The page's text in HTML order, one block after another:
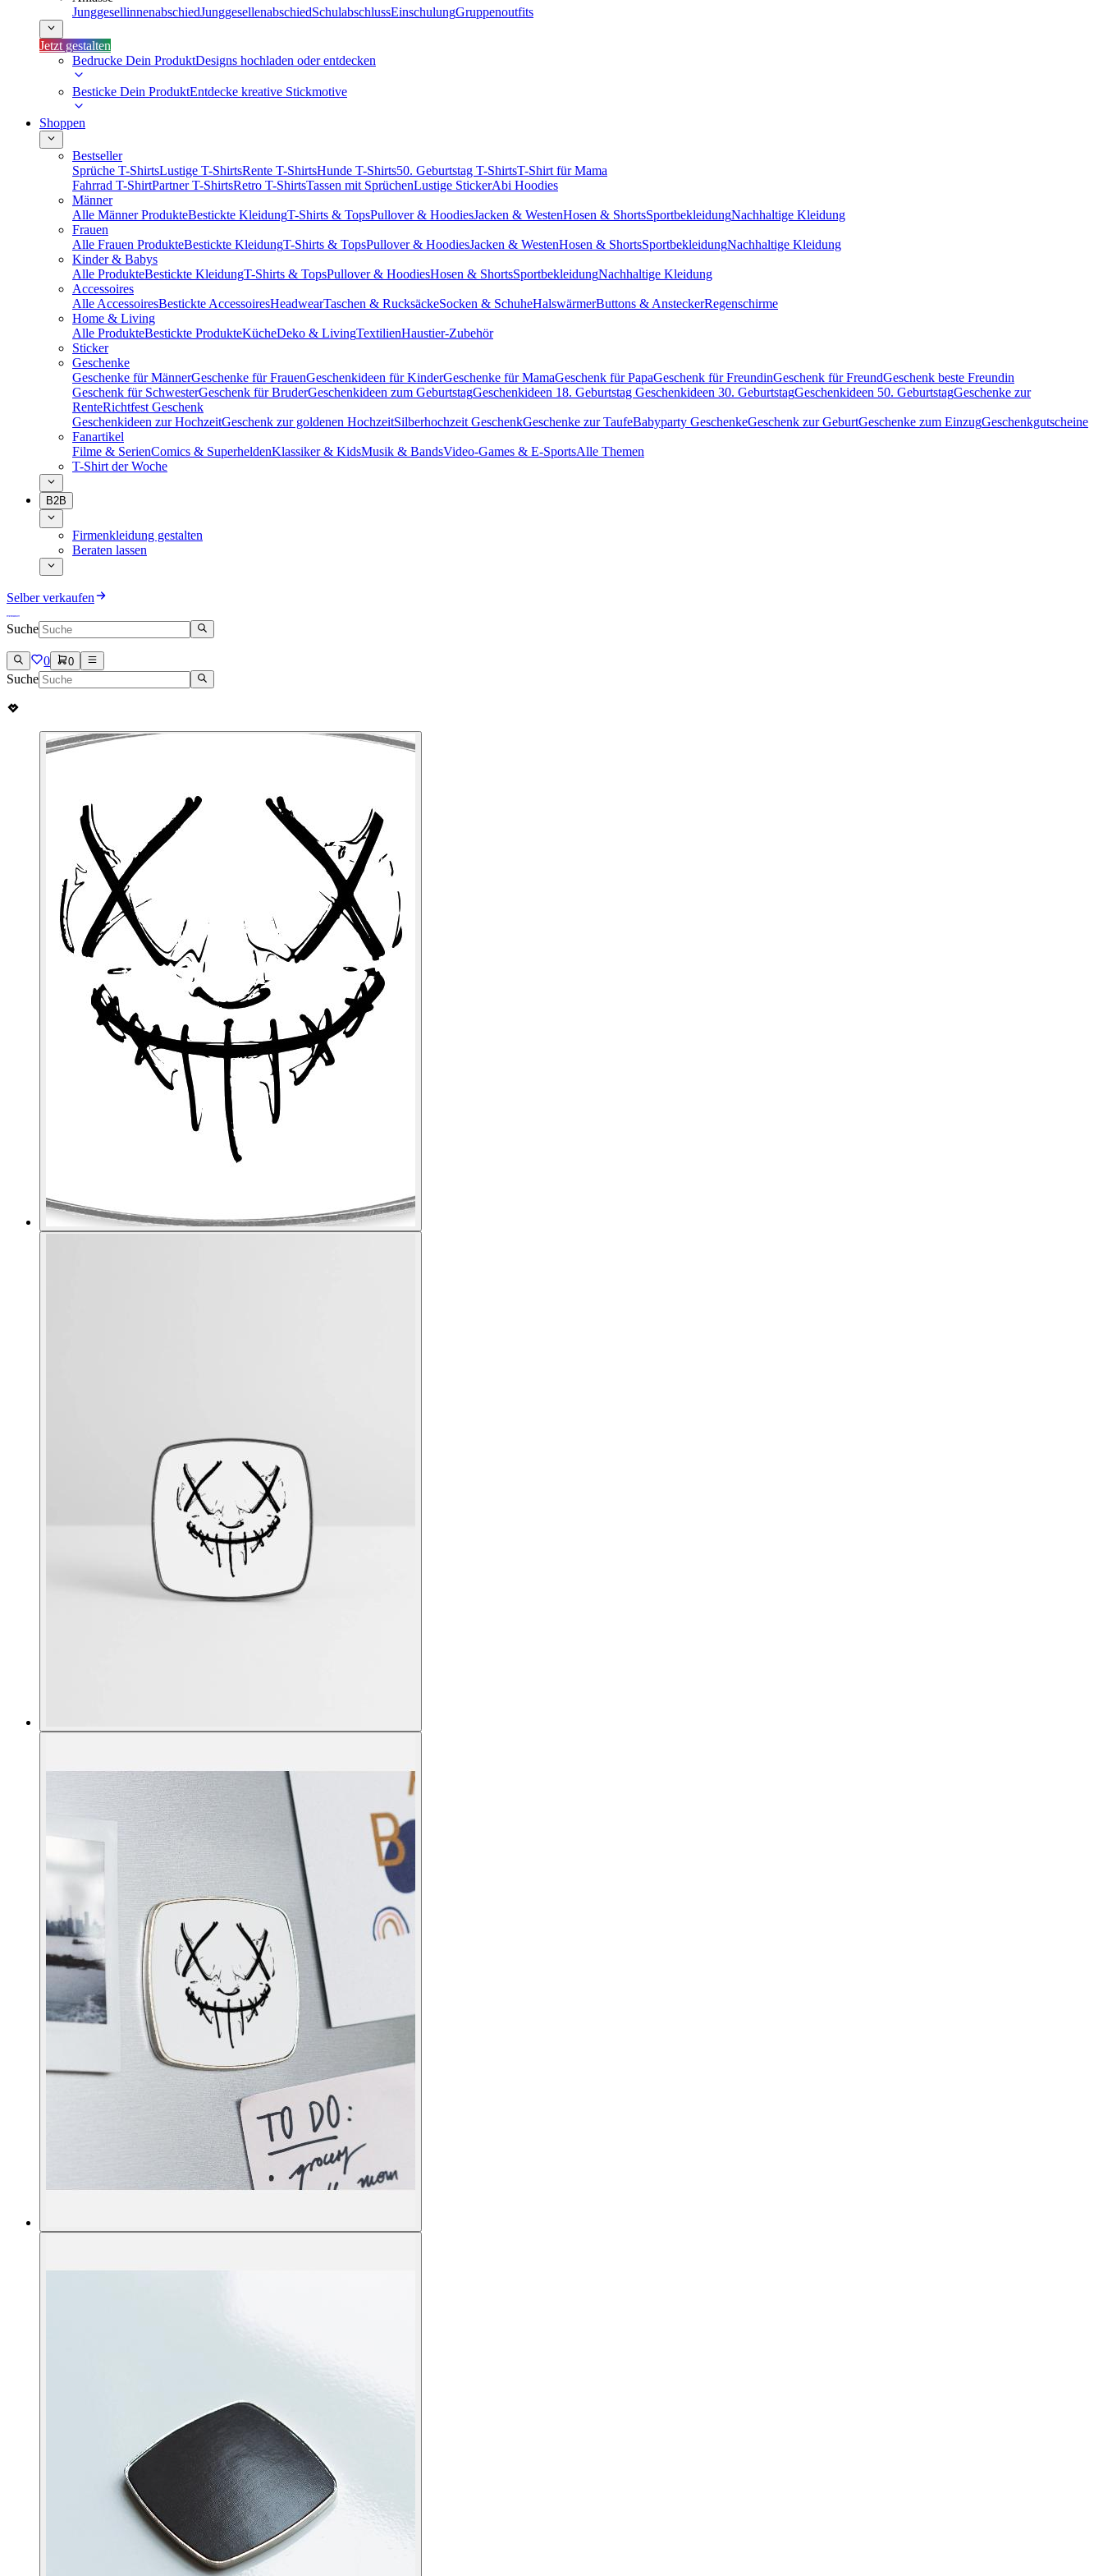
JunggesellinnenabschiedJunggesellenabschiedSchulabschlussEinschulungGruppenoutfits
Jetzt gestalten
Bedrucke Dein ProduktDesigns hochladen oder entdecken
Besticke Dein ProduktEntdecke kreative Stickmotive
Shoppen
Bestseller
Sprüche T-ShirtsLustige T-ShirtsRente T-ShirtsHunde T-Shirts50. Geburtstag T-ShirtsT-Shirt für Mama
Fahrrad T-ShirtPartner T-ShirtsRetro T-ShirtsTassen mit SprüchenLustige StickerAbi Hoodies
Männer
Alle Männer ProdukteBestickte KleidungT-Shirts & TopsPullover & HoodiesJacken & WestenHosen & ShortsSportbekleidungNachhaltige Kleidung
Frauen
Alle Frauen ProdukteBestickte KleidungT-Shirts & TopsPullover & HoodiesJacken & WestenHosen & ShortsSportbekleidungNachhaltige Kleidung
Kinder & Babys
Alle ProdukteBestickte KleidungT-Shirts & TopsPullover & HoodiesHosen & ShortsSportbekleidungNachhaltige Kleidung
Accessoires
Alle AccessoiresBestickte AccessoiresHeadwearTaschen & RucksäckeSocken & SchuheHalswärmerButtons & AnsteckerRegenschirme
Home & Living
Alle ProdukteBestickte ProdukteKücheDeko & LivingTextilienHaustier-Zubehör
Sticker
Geschenke
Geschenke für MännerGeschenke für FrauenGeschenkideen für KinderGeschenke für MamaGeschenk für PapaGeschenk für FreundinGeschenk für FreundGeschenk beste Freundin
Geschenk für SchwesterGeschenk für BruderGeschenkideen zum GeburtstagGeschenkideen 18. Geburtstag Geschenkideen 30. GeburtstagGeschenkideen 50. GeburtstagGeschenke zur
RenteRichtfest Geschenk
Geschenkideen zur HochzeitGeschenk zur goldenen HochzeitSilberhochzeit GeschenkGeschenke zur TaufeBabyparty GeschenkeGeschenk zur GeburtGeschenke zum EinzugGeschenkgutscheine
Fanartikel
Filme & SerienComics & SuperheldenKlassiker & KidsMusik & BandsVideo-Games & E-SportsAlle Themen
T-Shirt der Woche
B2B
Firmenkleidung gestalten
Beraten lassen
Selber verkaufen
Suche
0 0
Suche